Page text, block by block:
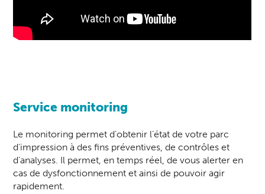
Service monitoring
Le monitoring permet d’obtenir l’état de votre parc
d’impression à des fins préventives, de contrôles et
d’analyses. Il permet, en temps réel, de vous alerter en
cas de dysfonctionnement et ainsi de pouvoir agir
rapidement.